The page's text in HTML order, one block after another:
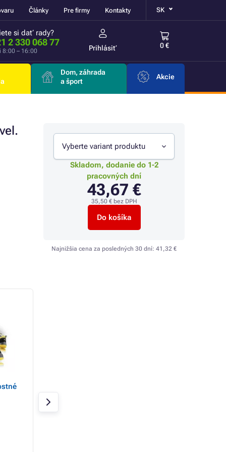
Články Pre firmy Kontakty SK
si dať rady?
2 330 068 77
8:00 – 16:00 Prihlásiť 0 €
Dom, záhrada
a šport
Akcie
Vyberte variant produktu
Skladom, dodanie do 1-2
pracovných dní
43,67 €
35,50 €bez DPH
Do košíka
Najnižšia cena za posledných 30 dní: 41,32 €
ESD non metallic
MEMPHIS, veľ.